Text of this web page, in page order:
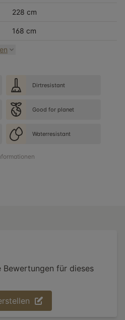
228 cm
168 cm
Dirtresistant
Good for planet
Waterresistant
Bewertungen für dieses